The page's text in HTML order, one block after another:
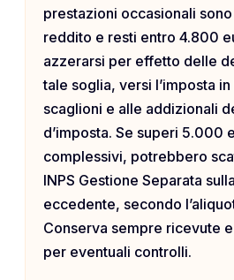
prestazioni occasionali
reddito e resti entro 4.800
azzerarsi per effetto delle
tale soglia, versi l’imposta
scaglioni e alle addizionali
d’imposta. Se superi 5.000
complessivi, potrebbero
INPS Gestione Separata
eccedente, secondo
Conserva sempre ricevute
per eventuali controlli.